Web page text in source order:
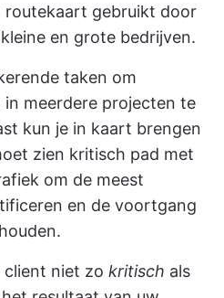
routekaart gebruikt door
en grote bedrijven.
taken om
meerdere projecten te
kun je in kaart brengen
zien kritisch pad met
om de meest
en de voortgang
client niet zo kritisch als